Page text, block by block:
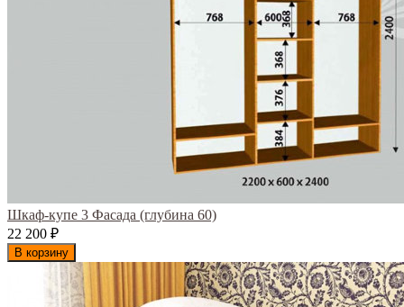
Шкаф-купе 3 Фасада (глубина 60)
22 200 ₽
В корзину